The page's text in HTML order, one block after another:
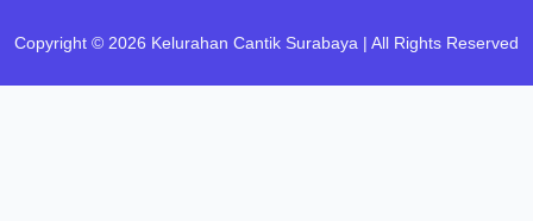
Copyright © 2026 Kelurahan Cantik Surabaya | All Rights Reserved